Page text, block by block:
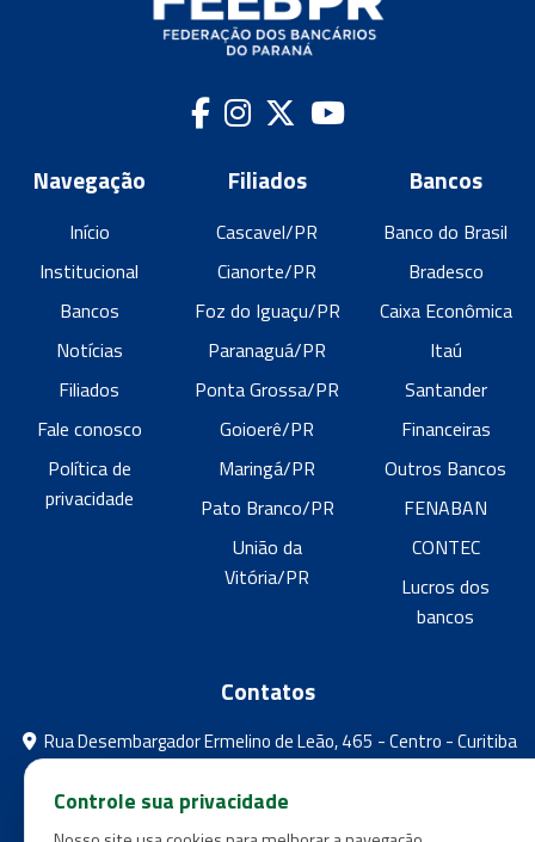
Navegação
Início
Institucional
Bancos
Notícias
Filiados
Fale conosco
Política de
privacidade
Filiados
Cascavel/PR
Cianorte/PR
Foz do Iguaçu/PR
Paranaguá/PR
Ponta Grossa/PR
Goioerê/PR
Maringá/PR
Pato Branco/PR
União da
Vitória/PR
Bancos
Banco do Brasil
Bradesco
Caixa Econômica
Itaú
Santander
Financeiras
Outros Bancos
FENABAN
CONTEC
Lucros dos
bancos
Contatos
Rua Desembargador Ermelino de Leão, 465 - Centro - Curitiba
- Paraná
feebpr@gmail.com
Controle sua privacidade